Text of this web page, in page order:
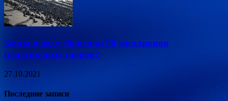
Зачем в воду сбросили 96 миллионов
пластиковых шаров?
27.10.2021
Последние записи